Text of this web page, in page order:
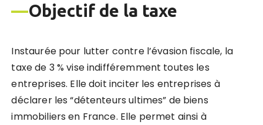
—Objectif de la taxe
Instaurée pour lutter contre l’évasion fiscale, la
taxe de 3 % vise indifféremment toutes les
entreprises. Elle doit inciter les entreprises à
déclarer les “détenteurs ultimes” de biens
immobiliers en France. Elle permet ainsi à